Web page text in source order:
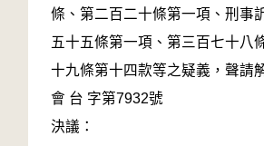
條、第二百二十條第一項、刑事
五十五條第一項、第三百七十八
十九條第十四款等之疑義，聲請
會 台 字第7932號
決議：